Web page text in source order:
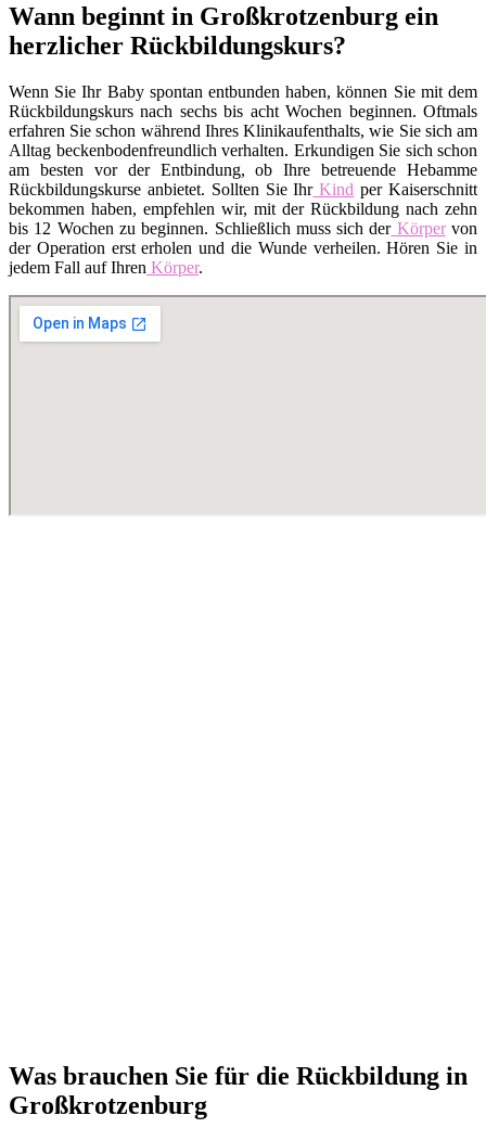
Wann beginnt in Großkrotzenburg ein
herzlicher Rückbildungskurs?
Wenn Sie Ihr Baby spontan entbunden haben, können Sie mit dem
Rückbildungskurs nach sechs bis acht Wochen beginnen. Oftmals
erfahren Sie schon während Ihres Klinikaufenthalts, wie Sie sich am
Alltag beckenbodenfreundlich verhalten. Erkundigen Sie sich schon
am besten vor der Entbindung, ob Ihre betreuende Hebamme
Rückbildungskurse anbietet. Sollten Sie IhrKind per Kaiserschnitt
bekommen haben, empfehlen wir, mit der Rückbildung nach zehn
bis 12 Wochen zu beginnen. Schließlich muss sich derKörpervon
der Operation erst erholen und die Wunde verheilen. Hören Sie in
jedem Fall auf Ihren Körper.
Was brauchen Sie für die Rückbildung in
Großkrotzenburg